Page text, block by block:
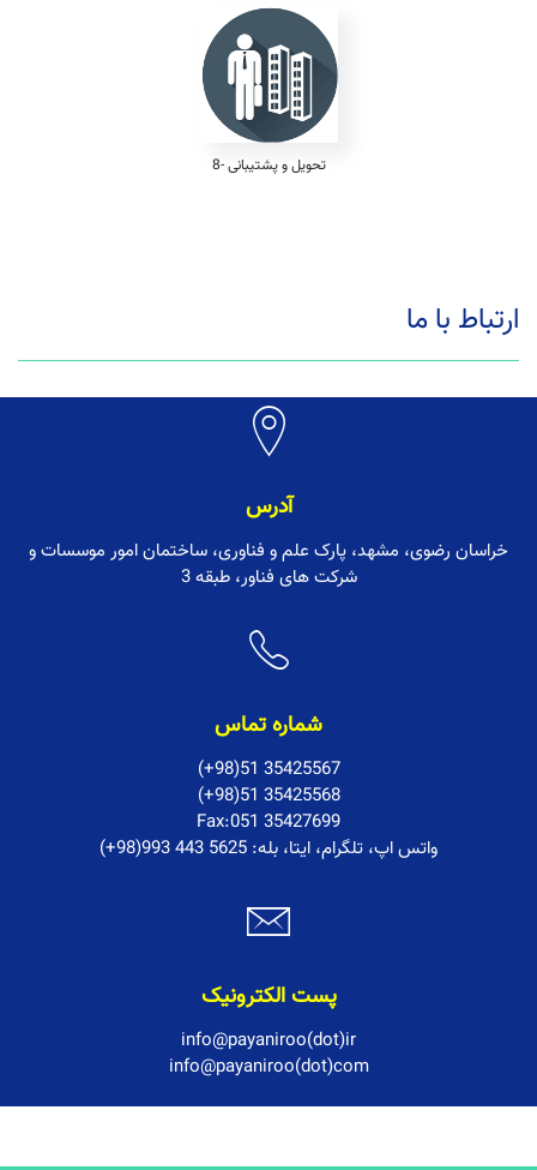
8- تحویل و پشتیبانی
ارتباط با ما
آدرس
خراسان رضوی، مشهد، پارک علم و فناوری، ساختمان امور موسسات و
شرکت های فناور، طبقه 3
شماره تماس
(+98)51 35425567
(+98)51 35425568
Fax:051 35427699
(+98)993 443 5625 :واتس اپ، تلگرام، ایتا، بله
پست الکترونیک
info@payaniroo(dot)ir
info@payaniroo(dot)com